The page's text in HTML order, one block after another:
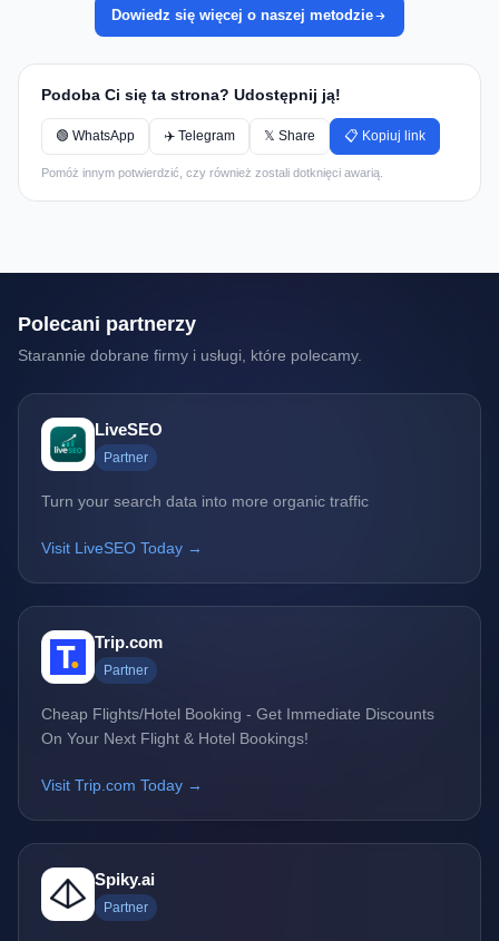
Dowiedz się więcej o naszej metodzie
Podoba Ci się ta strona? Udostępnij ją!
🟢 WhatsApp ✈️ Telegram 𝕏 Share 📋 Kopiuj link
Pomóż innym potwierdzić, czy również zostali dotknięci awarią.
Polecani partnerzy
Starannie dobrane firmy i usługi, które polecamy.
LiveSEO
Partner
Turn your search data into more organic traffic
Visit LiveSEO Today →
Trip.com
Partner
Cheap Flights/Hotel Booking - Get Immediate Discounts
On Your Next Flight & Hotel Bookings!
Visit Trip.com Today →
Spiky.ai
Partner